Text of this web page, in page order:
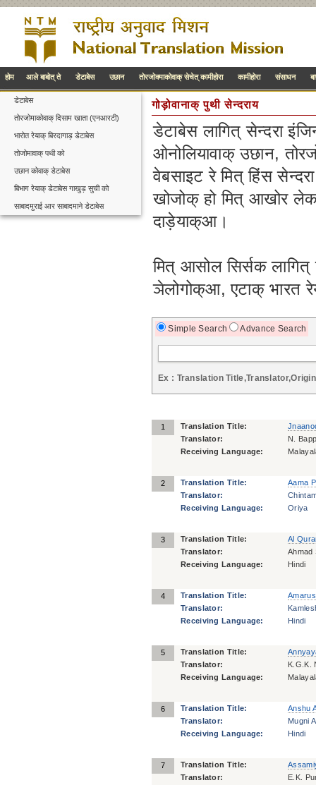
होम आले बाबोत् ते डेटाबेस उछान तोरजोक्माकोवाक् सेचेत् कामीहोरा कामीहोरा संसाधन
डेटाबेस
तोरजोमाकोवाक् दिसाम खाता (एनआरटी)
भारोत रेयाक् बिरदागाड़ डेटाबेस
तोजोमावाक् पथी को
उछान कोवाक् डेटाबेस
बिभाग रेयाक् डेटाबेस गाखुड़ सुची को
साबादमुराई आर साबादमाने डेटाबेस
गोड़ोवानाक् पुथी सेन्दराय
डेटाबेस लागित् सेन्दरा
ओनोलियावाक् उछान,
वेबसाइट रे मित् हिंस
खोजोक् हो मित् आखोर
दाड़ेयाक्आ।
मित् आसोल सिर्सक लागित्
ञेलोगोक्आ, एटाक् भारत
Simple Search Advance Search
Ex : Translation
1 Translation Title:
Translator:
N.
Receiving Language:
2 Translation Title:
Aama
Translator:
Receiving Language:
Oriya
3 Translation Title:
Al
Translator:
Ahmad
Receiving Language:
Hindi
4 Translation Title:
Translator:
Receiving Language:
Hindi
5 Translation Title:
Translator:
K.G.K.
Receiving Language:
6 Translation Title:
Anshu
Translator:
Mugni
Receiving Language:
Hindi
7 Translation Title:
Translator:
E.K.